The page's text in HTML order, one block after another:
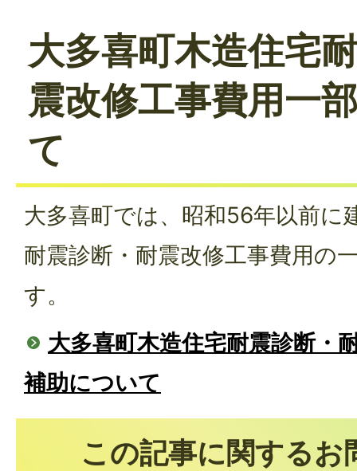
大多喜町木造住宅
震改修工事費用一
て
大多喜町では、昭和56年以前に
耐震診断・耐震改修工事費用の
す。
大多喜町木造住宅耐震診断・
補助について
この記事に関するお